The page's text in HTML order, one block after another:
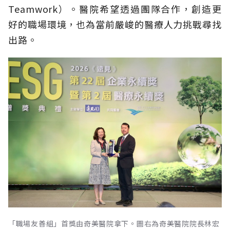
Teamwork）。醫院希望透過團隊合作，創造更
好的職場環境，也為當前嚴峻的醫療人力挑戰尋找
出路。
「職場友善組」首獎由奇美醫院拿下。圖右為奇美醫院院長林宏